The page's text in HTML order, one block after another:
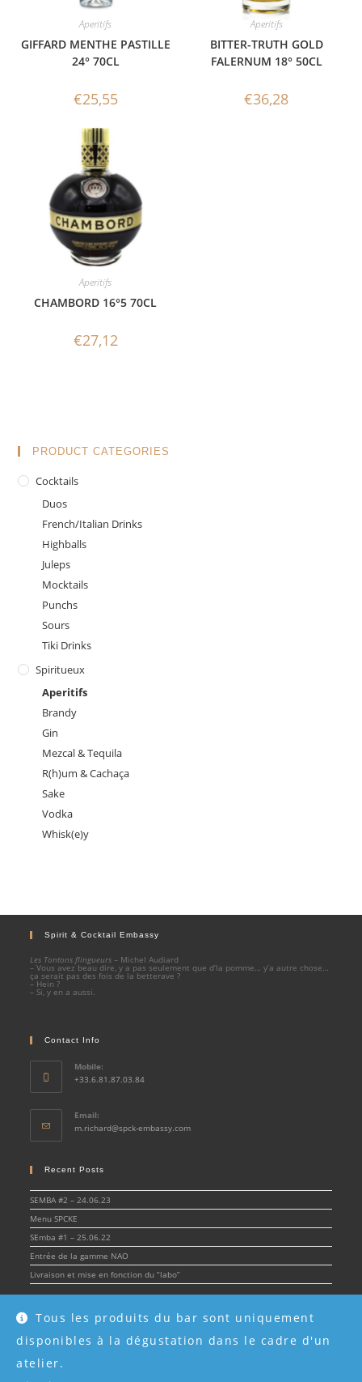
Tous les produits du bar sont uniquement
disponibles à la dégustation dans le cadre d'un
atelier.
Aperitifs
GIFFARD MENTHE PASTILLE
24° 70CL
€25,55
Aperitifs
BITTER-TRUTH GOLD
FALERNUM 18° 50CL
€36,28
Aperitifs
CHAMBORD 16°5 70CL
€27,12
PRODUCT CATEGORIES
Cocktails
Duos
French/Italian Drinks
Highballs
Juleps
Mocktails
Punchs
Sours
Tiki Drinks
Spiritueux
Aperitifs
Brandy
Gin
Mezcal & Tequila
R(h)um & Cachaça
Sake
Vodka
Whisk(e)y
Spirit & Cocktail Embassy
Les Tontons flingueurs – Michel Audiard
– Vous avez beau dire, y a pas seulement que d’la pomme… y’a autre chose…
ça serait pas des fois de la betterave ?
– Hein ?
– Si, y en a aussi.
Contact Info
Mobile:
+33.6.81.87.03.84
Email:
m.richard@spck-embassy.comOpens
Recent Posts
SEMBA #2 – 24.06.23
Menu SPCKE
SEmba #1 – 25.06.22
Entrée de la gamme NAO
Livraison et mise en fonction du “labo”
© Spirit & Cocktail Embassy 2022 - SPCKE - SIRET 908 216 955 00017 -